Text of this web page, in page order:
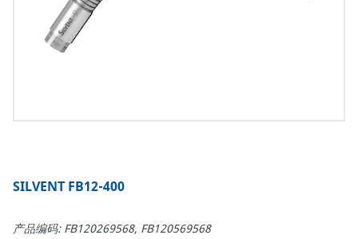
SILVENT FB12-400
产品编码: FB120269568, FB120569568